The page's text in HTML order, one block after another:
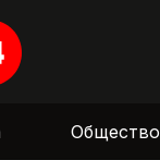
Общество